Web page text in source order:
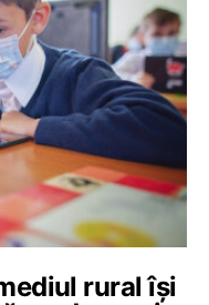
rural își